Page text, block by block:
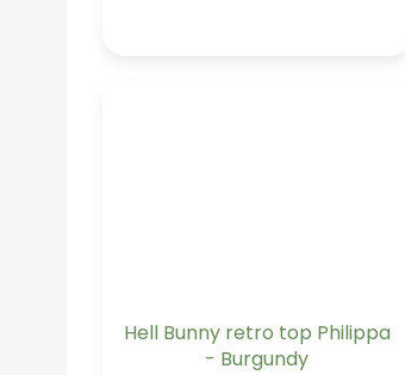
Hell Bunny retro top Philippa
- Burgundy